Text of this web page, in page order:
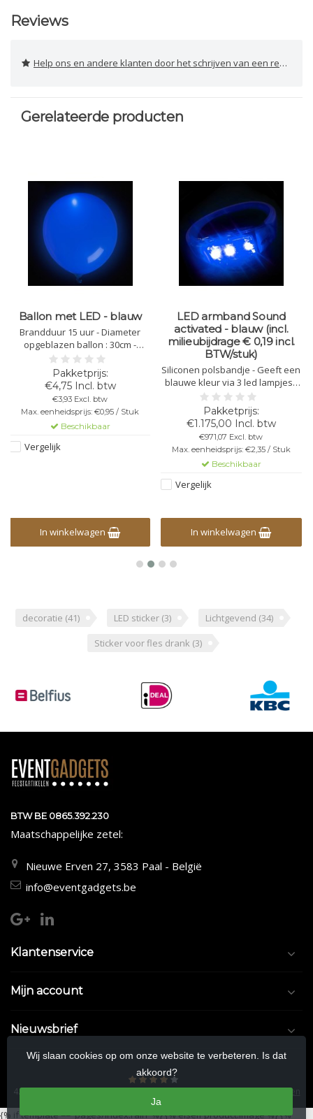
Reviews
Help ons en andere klanten door het schrijven van een review
Gerelateerde producten
Ballon met LED - blauw
Brandduur 15 uur - Diameter
opgeblazen ballon : 30cm -
Voldoet aan alle veiligheidseisen
& CE gekeurd - Kleur : blauw -
Helder stabiel licht - Enkel voor
lucht, geen helium.
€4,75 Incl. btw
€3,93 Excl. btw
Max. eenheidsprijs: €0,95 / Stuk
Beschikbaar
Vergelijk
In winkelwagen
LED armband Sound
activated - blauw (incl.
milieubijdrage € 0,19 incl.
BTW/stuk)
Siliconen polsbandje - Geeft een
blauwe kleur via 3 led lampjes -
Activatie door muziek of trilling
(incl. milieubijdrage € 0,19 incl.
BTW/stuk)
€1.175,00 Incl. btw
€971,07 Excl. btw
Max. eenheidsprijs: €2,35 / Stuk
Beschikbaar
Vergelijk
In winkelwagen
decoratie (41) LED sticker (3) Lichtgevend (34)
Sticker voor fles drank (3)
BTW BE 0865.392.230
Maatschappelijke zetel:
Nieuwe Erven 27, 3583 Paal - België
info@eventgadgets.be
Klantenservice
Mijn account
Nieuwsbrief
4.5/5sterren op basis van9/10beoordelingen.Lees 9/10 beoordelingen
{% if template == 'pages/index.rain' %}{% elseif product.image %}{%
Wij slaan cookies op om onze website te verbeteren. Is dat
akkoord?
Ja